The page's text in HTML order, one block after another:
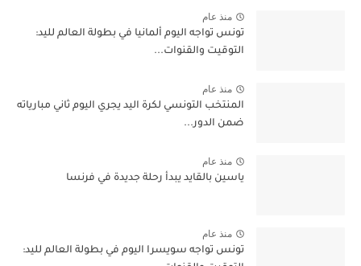
منذ عام
تونس تواجه اليوم ألمانيا في بطولة العالم لليد:
التوقيت والقنوات...
منذ عام
المنتخب التونسي لكرة اليد يجري اليوم ثاني مبارياته
ضمن الدور...
منذ عام
ياسين بالقايد يبدأ رحلة جديدة في فرنسا
منذ عام
تونس تواجه سويسرا اليوم في بطولة العالم لليد: